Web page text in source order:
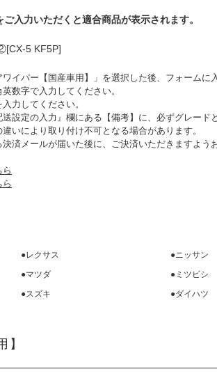
入力いただくと適合商品が表示されます。
5 KF5P]
イパー【国産車用】」を選択した後、フォームに
数字で入力してください。
力してください。
設定の入力』欄にある【備考】に、必ずグレード
いにより取り付け不可となる場合があります。
済メールが届いた後に、ご決済いただきますよう
●レクサス
●ニッサン
●マツダ
●ミツビシ
●スズキ ●ダイハツ
】